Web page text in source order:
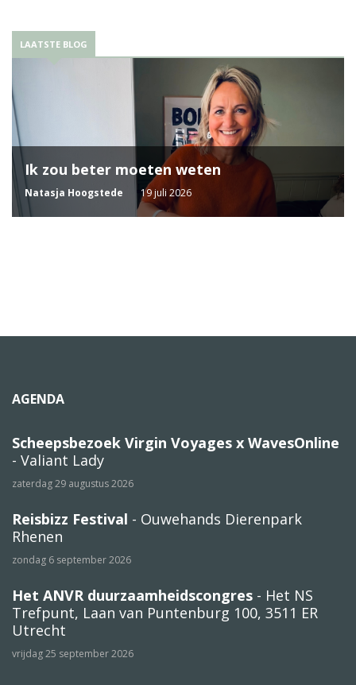
LAATSTE BLOG
Ik zou beter moeten weten
Natasja Hoogstede 19 juli 2026
AGENDA
Scheepsbezoek Virgin Voyages x WavesOnline
- Valiant Lady
zaterdag 29 augustus 2026
Reisbizz Festival - Ouwehands Dierenpark
Rhenen
zondag 6 september 2026
Het ANVR duurzaamheidscongres - Het NS
Trefpunt, Laan van Puntenburg 100, 3511 ER
Utrecht
vrijdag 25 september 2026